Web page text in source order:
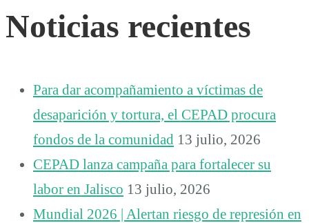
Noticias recientes
Para dar acompañamiento a víctimas de
desaparición y tortura, el CEPAD procura
fondos de la comunidad 13 julio, 2026
CEPAD lanza campaña para fortalecer su
labor en Jalisco 13 julio, 2026
Mundial 2026 | Alertan riesgo de represión en